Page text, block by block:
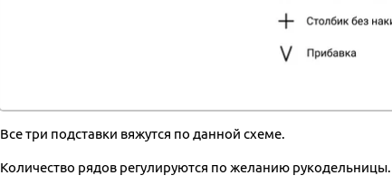
Все три подставки вяжутся по данной схеме.
Количество рядов регулируются по желанию рукодельницы.